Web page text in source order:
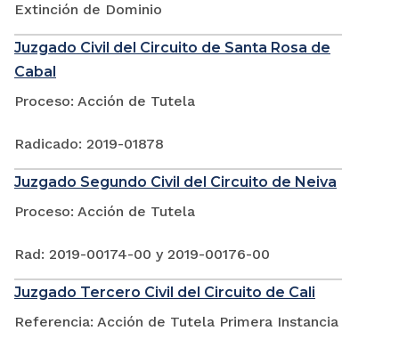
Extinción de Dominio
Juzgado Civil del Circuito de Santa Rosa de
Cabal
Proceso: Acción de Tutela
Radicado: 2019-01878
Juzgado Segundo Civil del Circuito de Neiva
Proceso: Acción de Tutela
Rad: 2019-00174-00 y 2019-00176-00
Juzgado Tercero Civil del Circuito de Cali
Referencia: Acción de Tutela Primera Instancia